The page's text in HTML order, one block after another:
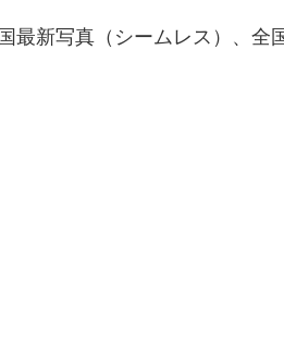
最新写真（シームレス）、全